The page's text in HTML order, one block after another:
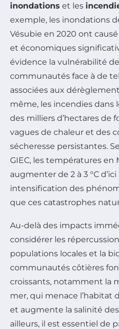
inondations et les
exemple, les inondations
Vésubie en 2020 ont
et économiques
évidence la vulnérabilité
communautés face à de
associées aux
même, les incendies dans
des milliers d’hectares de
vagues de chaleur et des
sécheresse persistantes.
GIEC, les températures
augmenter de 2 à 3 °C
intensification des
que ces catastrophes
Au-delà des impacts
considérer les
populations locales et la
communautés côtières
croissants, notamment la
mer, qui menace l’habitat
et augmente la salinité
ailleurs, il est essentiel de